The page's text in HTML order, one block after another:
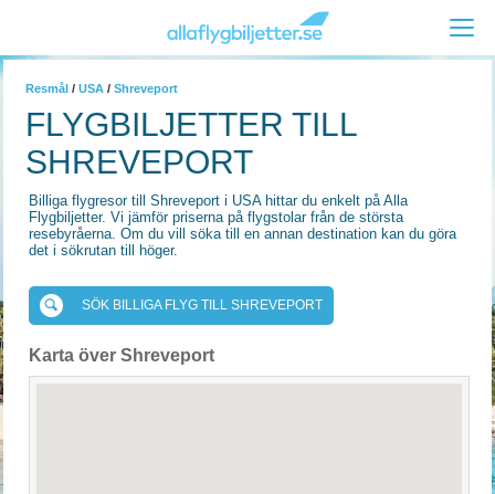
Resmål / USA / Shreveport
FLYGBILJETTER TILL
SHREVEPORT
Billiga flygresor till Shreveport i USA hittar du enkelt på Alla
Flygbiljetter. Vi jämför priserna på flygstolar från de största
resebyråerna. Om du vill söka till en annan destination kan du göra
det i sökrutan till höger.
SÖK BILLIGA FLYG TILL SHREVEPORT
Karta över Shreveport